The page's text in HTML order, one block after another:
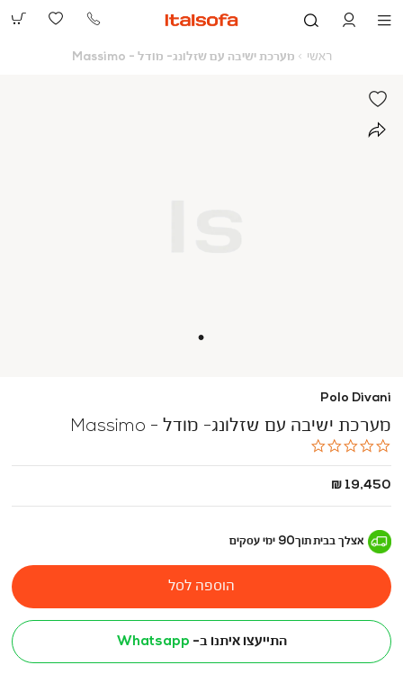
073-
ראשי ראשי
מערכת ישיבה עם שזלונג- מודל - Massimo
Polo Divani
מערכת ישיבה עם שזלונג- מודל - Massimo
החל
19,450 ₪
אצלך בביתתוך90 ימי עסקים
הוספה לסל
התייעצו איתנו ב- Whatsapp